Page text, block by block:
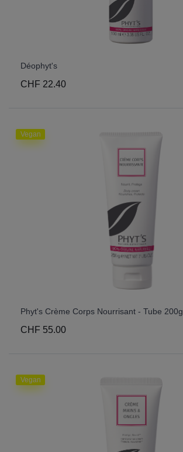
Déophyt's
CHF 22.40
Vegan
Phyt's Crème Corps Nourrisant - Tube 200g
CHF 55.00
Vegan